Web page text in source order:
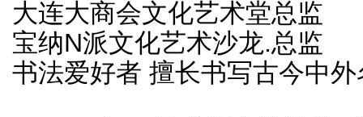
大连大商会文化艺术堂总监
宝纳N派文化艺术沙龙.总监
书法爱好者 擅长书写古今中